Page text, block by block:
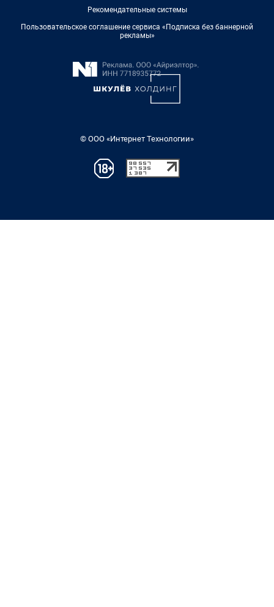
Рекомендательные системы
Пользовательское соглашение сервиса «Подписка без баннерной
рекламы»
© ООО «Интернет Технологии»